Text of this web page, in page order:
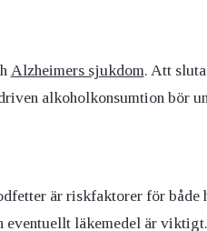
Alzheimers sjukdom. Att
alkoholkonsumtion bör
är riskfaktorer för både
eventuellt läkemedel är viktigt.